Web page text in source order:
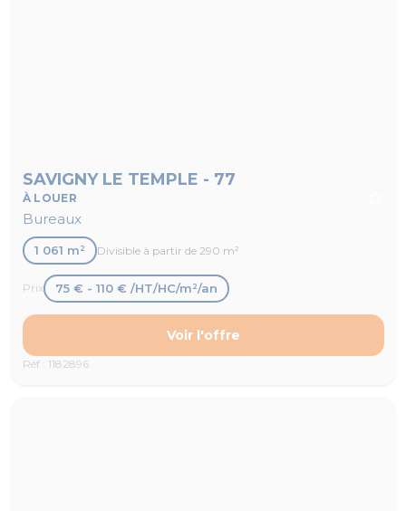
SAVIGNY LE TEMPLE - 77
À LOUER
Bureaux
1 061 m² Divisible à partir de 290 m²
Prix 75 € - 110 € /HT/HC/m²/an
Réf : 1182896
Voir l'offre